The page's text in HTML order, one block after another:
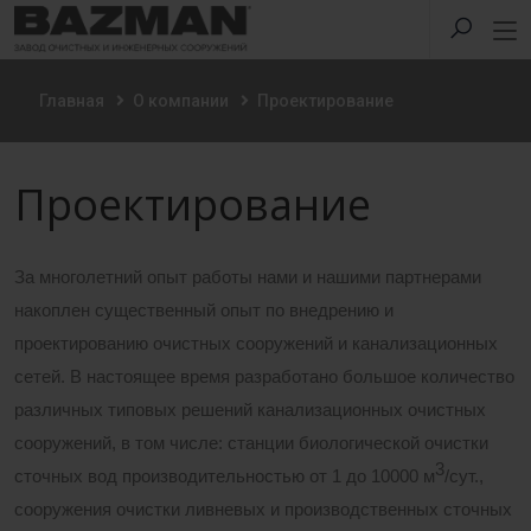
Главная О компании Проектирование
Проектирование
За многолетний опыт работы нами и нашими партнерами
накоплен существенный опыт по внедрению и
проектированию очистных сооружений и канализационных
сетей. В настоящее время разработано большое количество
различных типовых решений канализационных очистных
сооружений, в том числе: станции биологической очистки
сточных вод производительностью от 1 до 10000 м3/сут.,
сооружения очистки ливневых и производственных сточных